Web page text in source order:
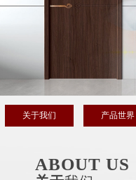
关于我们 产品世界
ABOUT US